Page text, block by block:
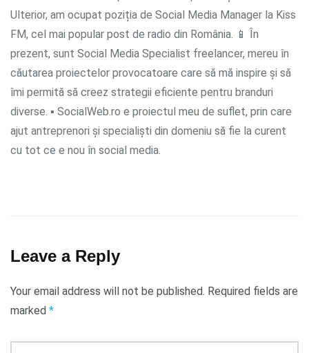
Ulterior, am ocupat poziția de Social Media Manager la Kiss
FM, cel mai popular post de radio din România. 📱 În
prezent, sunt Social Media Specialist freelancer, mereu în
căutarea proiectelor provocatoare care să mă inspire și să
îmi permită să creez strategii eficiente pentru branduri
diverse. ▪ SocialWeb.ro e proiectul meu de suflet, prin care
ajut antreprenori și specialiști din domeniu să fie la curent
cu tot ce e nou în social media.
Leave a Reply
Your email address will not be published. Required fields are
marked *